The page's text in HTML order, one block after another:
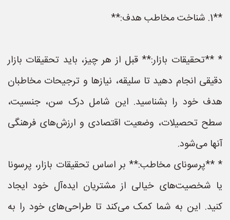
**1. شناخت مخاطب هدف:**
* **تحقیقات بازار:** قبل از هر چیز، باید تحقیقات بازار
دقیقی انجام دهید تا سلیقه، نیازها و ترجیحات مخاطبان
هدف خود را بشناسید. این شامل درک سن، جنسیت،
سطح تحصیلات، وضعیت اقتصادی و ارزش‌های فرهنگی
آنها می‌شود.
* **پرسونای مخاطب:** بر اساس تحقیقات بازار، پرسونا
یا شخصیت‌های خیالی از مشتریان ایده‌آل خود ایجاد
کنید. این به شما کمک می‌کند تا طراحی‌های خود را به